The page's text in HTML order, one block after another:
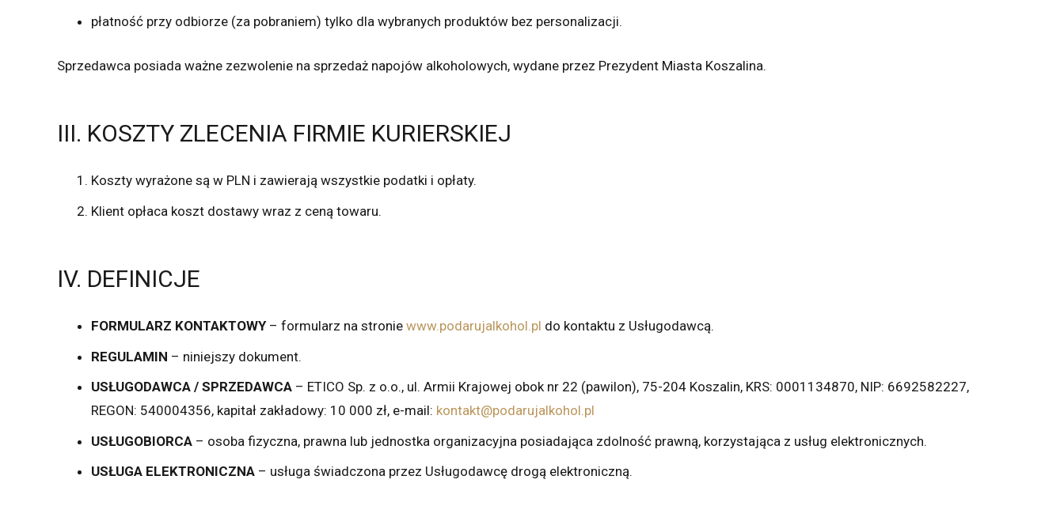
płatność przy odbiorze (za pobraniem) tylko dla wybranych produktów bez personalizacji.
Sprzedawca posiada ważne zezwolenie na sprzedaż napojów alkoholowych, wydane przez Prezydent Miasta Koszalina.
III. KOSZTY ZLECENIA FIRMIE KURIERSKIEJ
Koszty wyrażone są w PLN i zawierają wszystkie podatki i opłaty.
Klient opłaca koszt dostawy wraz z ceną towaru.
IV. DEFINICJE
FORMULARZ KONTAKTOWY– formularz na stronie www.podarujalkohol.pl do kontaktu z Usługodawcą.
REGULAMIN – niniejszy dokument.
USŁUGODAWCA / SPRZEDAWCA– ETICO Sp. z o.o., ul. Armii Krajowej obok nr 22 (pawilon), 75-204 Koszalin, KRS: 0001134870, NIP: 6692582227,
REGON: 540004356, kapitał zakładowy: 10 000 zł, e-mail: kontakt@podarujalkohol.pl
USŁUGOBIORCA– osoba fizyczna, prawna lub jednostka organizacyjna posiadająca zdolność prawną, korzystająca z usług elektronicznych.
USŁUGA ELEKTRONICZNA– usługa świadczona przez Usługodawcę drogą elektroniczną.